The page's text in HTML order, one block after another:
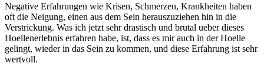
Negative Erfahrungen wie Krisen, Schmerzen, Krankheiten haben
oft die Neigung, einen aus dem Sein herauszuziehen hin in die
Verstrickung. Was ich jetzt sehr drastisch und brutal ueber dieses
Hoellenerlebnis erfahren habe, ist, dass es mir auch in der Hoelle
gelingt, wieder in das Sein zu kommen, und diese Erfahrung ist sehr
wertvoll.